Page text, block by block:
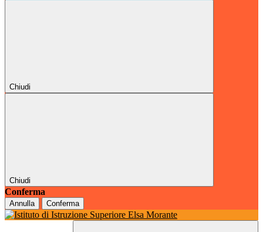
Chiudi
Chiudi
Conferma
Annulla Conferma